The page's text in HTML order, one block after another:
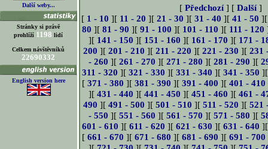
Další weby...
Stránky si právě
prohlíží 1198 lidí
Celkem návštěvníků
22690332
English version here
[ Předchozí] [ Další]
[ 1 - 10 ][ 11 - 20 ][ 21 - 30 ][ 31 - 40 ][ 41 - 50
80 ][81 - 90 ][91 - 100 ][ 101 - 110 ][ 111 - 120
][ 141 - 150 ][ 151 - 160 ][ 161 - 170 ][ 171 -
200 ][ 201 - 210 ][ 211 - 220 ][ 221 - 230 ][ 231
- 260 ][ 261 - 270 ][ 271 - 280 ][ 281 - 290 ][
311 - 320 ][ 321 - 330 ][ 331 - 340 ][ 341 - 350
[ 371 - 380 ][ 381 - 390 ][ 391 - 400 ][ 401 - 410
][ 431 - 440 ][ 441 - 450 ][ 451 - 460 ][ 461 -
490 ][ 491 - 500 ][ 501 - 510 ][ 511 - 520 ][ 521
- 550 ][ 551 - 560 ][ 561 - 570 ][ 571 - 580 ][
601 - 610 ][ 611 - 620 ][ 621 - 630 ][ 631 - 640
[ 661 - 670 ][ 671 - 680 ][ 681 - 690 ][ 691 - 700